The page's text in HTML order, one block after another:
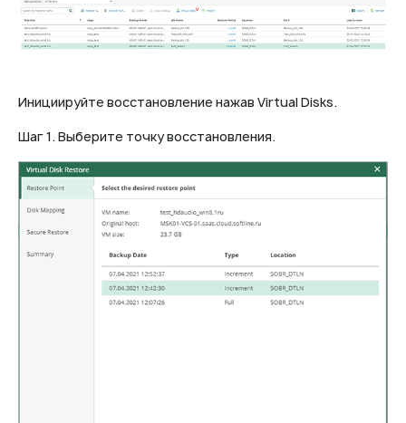
Инициируйте восстановление нажав Virtual Disks.
Шаг 1. Выберите точку восстановления.